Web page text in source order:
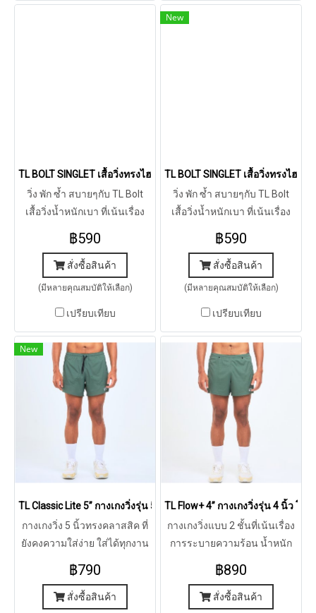
TL BOLT SINGLET เสื้อวิ่งทรงไฮบริดรุ่น โบลต์ (ดำ)
วิ่ง พัก ซ้ำ สบายๆกับ TL Bolt
เสื้อวิ่งน้ำหนักเบา ที่เน้นเรื่อง
แห้งเร็ว
฿590
สั่งซื้อสินค้า
(มีหลายคุณสมบัติให้เลือก)
เปรียบเทียบ
New
TL BOLT SINGLET เสื้อวิ่งทรงไฮบ
วิ่ง พัก ซ้ำ สบายๆกับ TL Bolt
เสื้อวิ่งน้ำหนักเบา ที่เน้นเรื่อง
แห้งเร็ว
฿590
สั่งซื้อสินค้า
(มีหลายคุณสมบัติให้เลือก)
เปรียบเทียบ
New
TL Classic Lite 5” กางเกงวิ่งรุ่น 5 นิ้ว ทรงคลาสสิค (เขียว)
กางเกงวิ่ง 5 นิ้วทรงคลาสสิค ที่
ยังคงความใส่ง่าย ใส่ได้ทุกงาน
ที่มีรูพรุนในตัวสูง น้ำหนักเบา
ระบายได้ขั้นสุด
฿790
สั่งซื้อสินค้า
TL Flow+ 4” กางเกงวิ่งรุ่น 4 นิ้ว โฟ
กางเกงวิ่งแบบ 2 ชั้นที่เน้นเรื่อง
การระบายความร้อน น้ำหนัก
฿890
สั่งซื้อสินค้า